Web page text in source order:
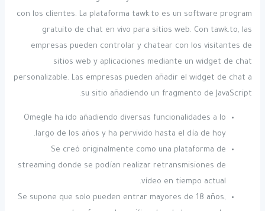
con los clientes. La plataforma tawk.to es un software program
gratuito de chat en vivo para sitios web. Con tawk.to, las
empresas pueden controlar y chatear con los visitantes de
sitios web y aplicaciones mediante un widget de chat
personalizable. Las empresas pueden añadir el widget de chat a
su sitio añadiendo un fragmento de JavaScript.
Omegle ha ido añadiendo diversas funcionalidades a lo
largo de los años y ha pervivido hasta el día de hoy.
Se creó originalmente como una plataforma de
streaming donde se podían realizar retransmisiones de
vídeo en tiempo actual.
Se supone que solo pueden entrar mayores de 18 años,